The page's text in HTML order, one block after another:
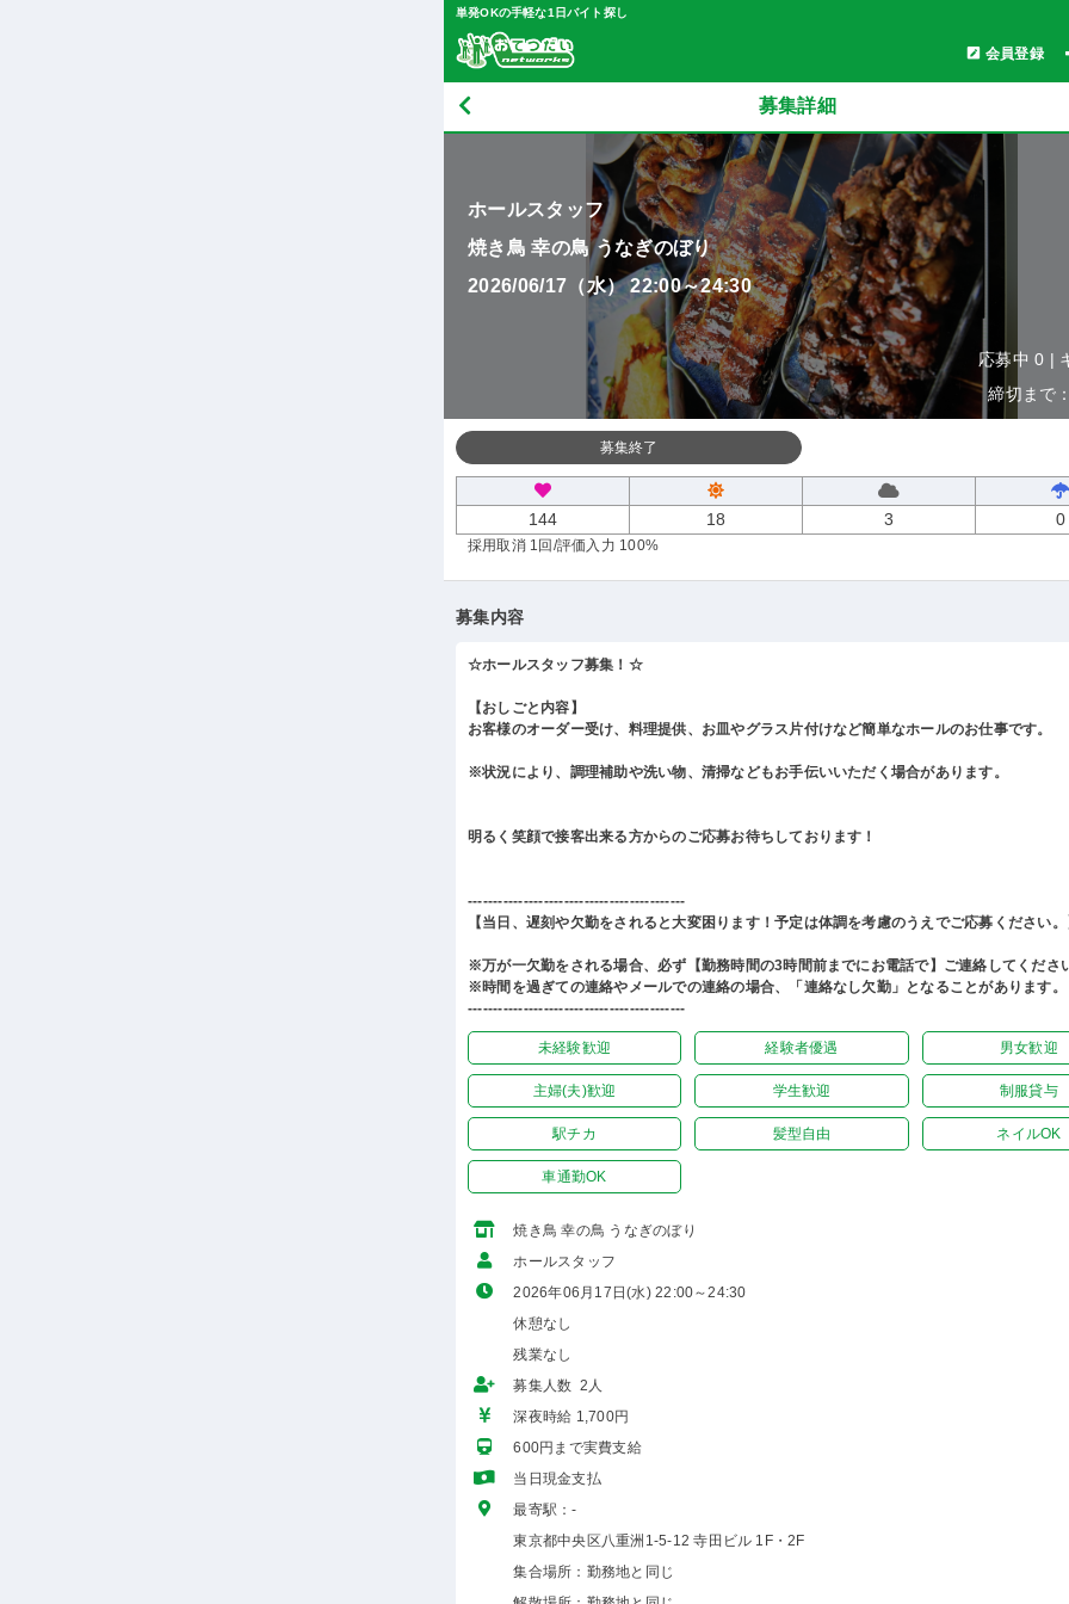
単発OKの手軽な1日バイト探し
会員登録
募集詳細
ホールスタッフ
焼き鳥 幸の鳥 うなぎのぼり
2026/06/17（水） 22:00～24:30
応募中 0 |
締切まで
募集終了
144 18 3 0
採用取消 1回 /評価入力 100%
募集内容
☆ホールスタッフ募集！☆
【おしごと内容】
お客様のオーダー受け、料理提供、お皿やグラス片付けなど簡単なホールのお仕事です。
※状況により、調理補助や洗い物、清掃などもお手伝いいただく場合があります。
明るく笑顔で接客出来る方からのご応募お待ちしております！
-------------------------------------------
【当日、遅刻や欠勤をされると大変困ります！予定は体調を考慮のうえでご応募ください
※万が一欠勤をされる場合、必ず【勤務時間の3時間前までにお電話で】ご連絡してくださ
※時間を過ぎての連絡やメールでの連絡の場合、「連絡なし欠勤」となることがあります。
-------------------------------------------
未経験歓迎 経験者優遇 男女歓迎
主婦(夫)歓迎 学生歓迎 制服貸与
駅チカ 髪型自由 ネイルOK
車通勤OK
焼き鳥 幸の鳥 うなぎのぼり
ホールスタッフ
2026年06月17日(水) 22:00～24:30
休憩なし
残業なし
募集人数 2人
深夜時給 1,700円
600円まで実費支給
当日現金支払
最寄駅：-
東京都中央区八重洲1-5-12 寺田ビル 1F・2F
集合場所：勤務地と同じ